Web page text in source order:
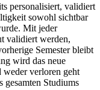
personalisiert, validiert
sowohl sichtbar
Mit jeder
validiert werden,
Semester bleibt
wird das neue
weder verloren geht
gesamten Studiums